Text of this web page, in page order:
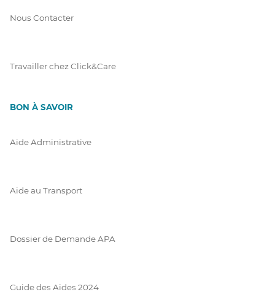
Nous Contacter
Travailler chez Click&Care
BON À SAVOIR
Aide Administrative
Aide au Transport
Dossier de Demande APA
Guide des Aides 2024